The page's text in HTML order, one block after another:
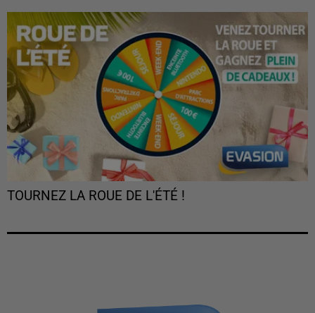
TOURNEZ LA ROUE DE L'ÉTÉ !